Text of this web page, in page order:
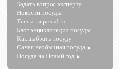
Задать вопрос эксперту
Новости посуды
Тесты на posud.ru
Блог энциклопедии посуды
Как выбрать посуду
Самая необычная посуда
Посуда на Новый год